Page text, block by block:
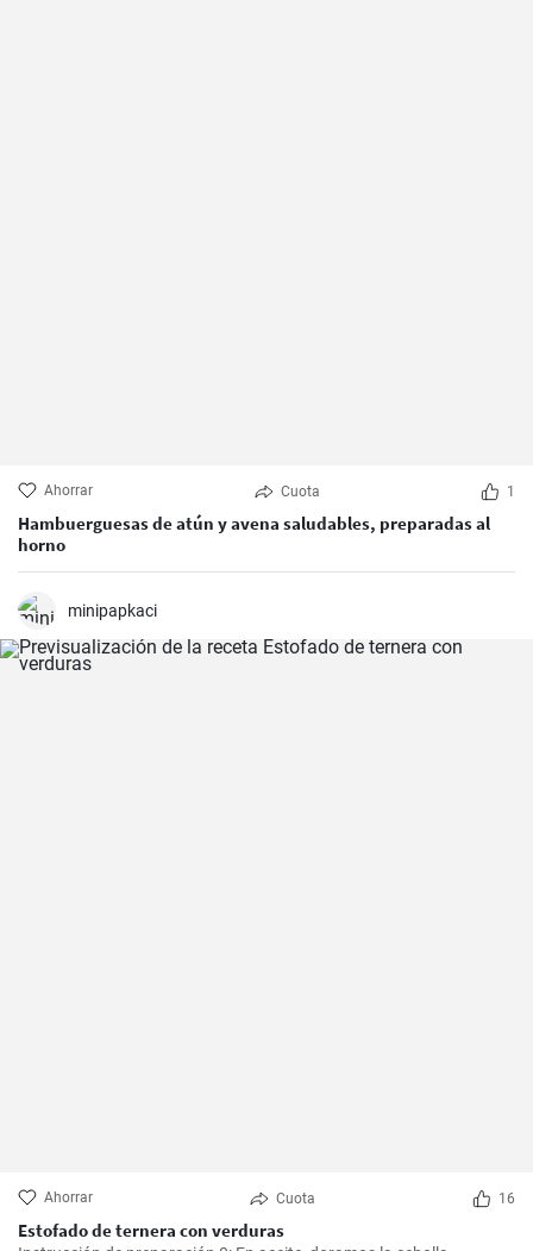
Ahorrar Cuota 1
Hambuerguesas de atún y avena saludables, preparadas al
horno
minipapkaci
Ahorrar Cuota 16
Estofado de ternera con verduras